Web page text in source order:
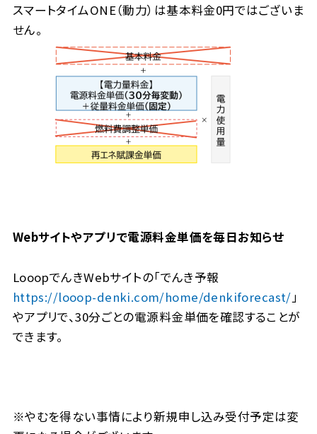
スマートタイムONE（動力）は基本料金0円ではございま
せん。
Webサイトやアプリで電源料金単価を毎日お知らせ
LooopでんきWebサイトの「でんき予報
https://looop-denki.com/home/denkiforecast/」
やアプリで、30分ごとの電源料金単価を確認することが
できます。
※やむを得ない事情により新規申し込み受付予定は変